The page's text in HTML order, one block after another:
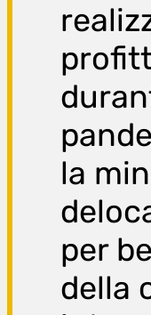
la
per
della